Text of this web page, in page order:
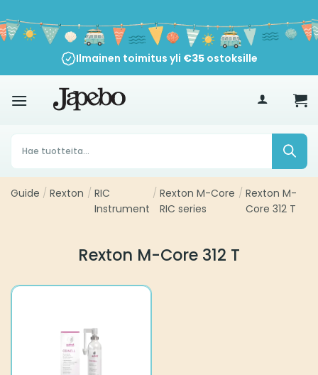
sisältöön
Ilmainen toimitus yli €35ostoksille
Products
search
Guide / Rexton / RIC
Instrument
/ Rexton M-Core
RIC series
/ Rexton M-
Core 312 T
Rexton M-Core 312 T